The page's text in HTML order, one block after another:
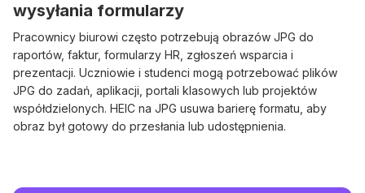
wysyłania formularzy
Pracownicy biurowi często potrzebują obrazów JPG do
raportów, faktur, formularzy HR, zgłoszeń wsparcia i
prezentacji. Uczniowie i studenci mogą potrzebować plików
JPG do zadań, aplikacji, portali klasowych lub projektów
współdzielonych. HEIC na JPG usuwa barierę formatu, aby
obraz był gotowy do przesłania lub udostępnienia.